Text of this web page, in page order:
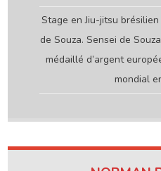
Stage en Jiu-jitsu
de Souza. Sensei de
médaillé d’argent
mondial